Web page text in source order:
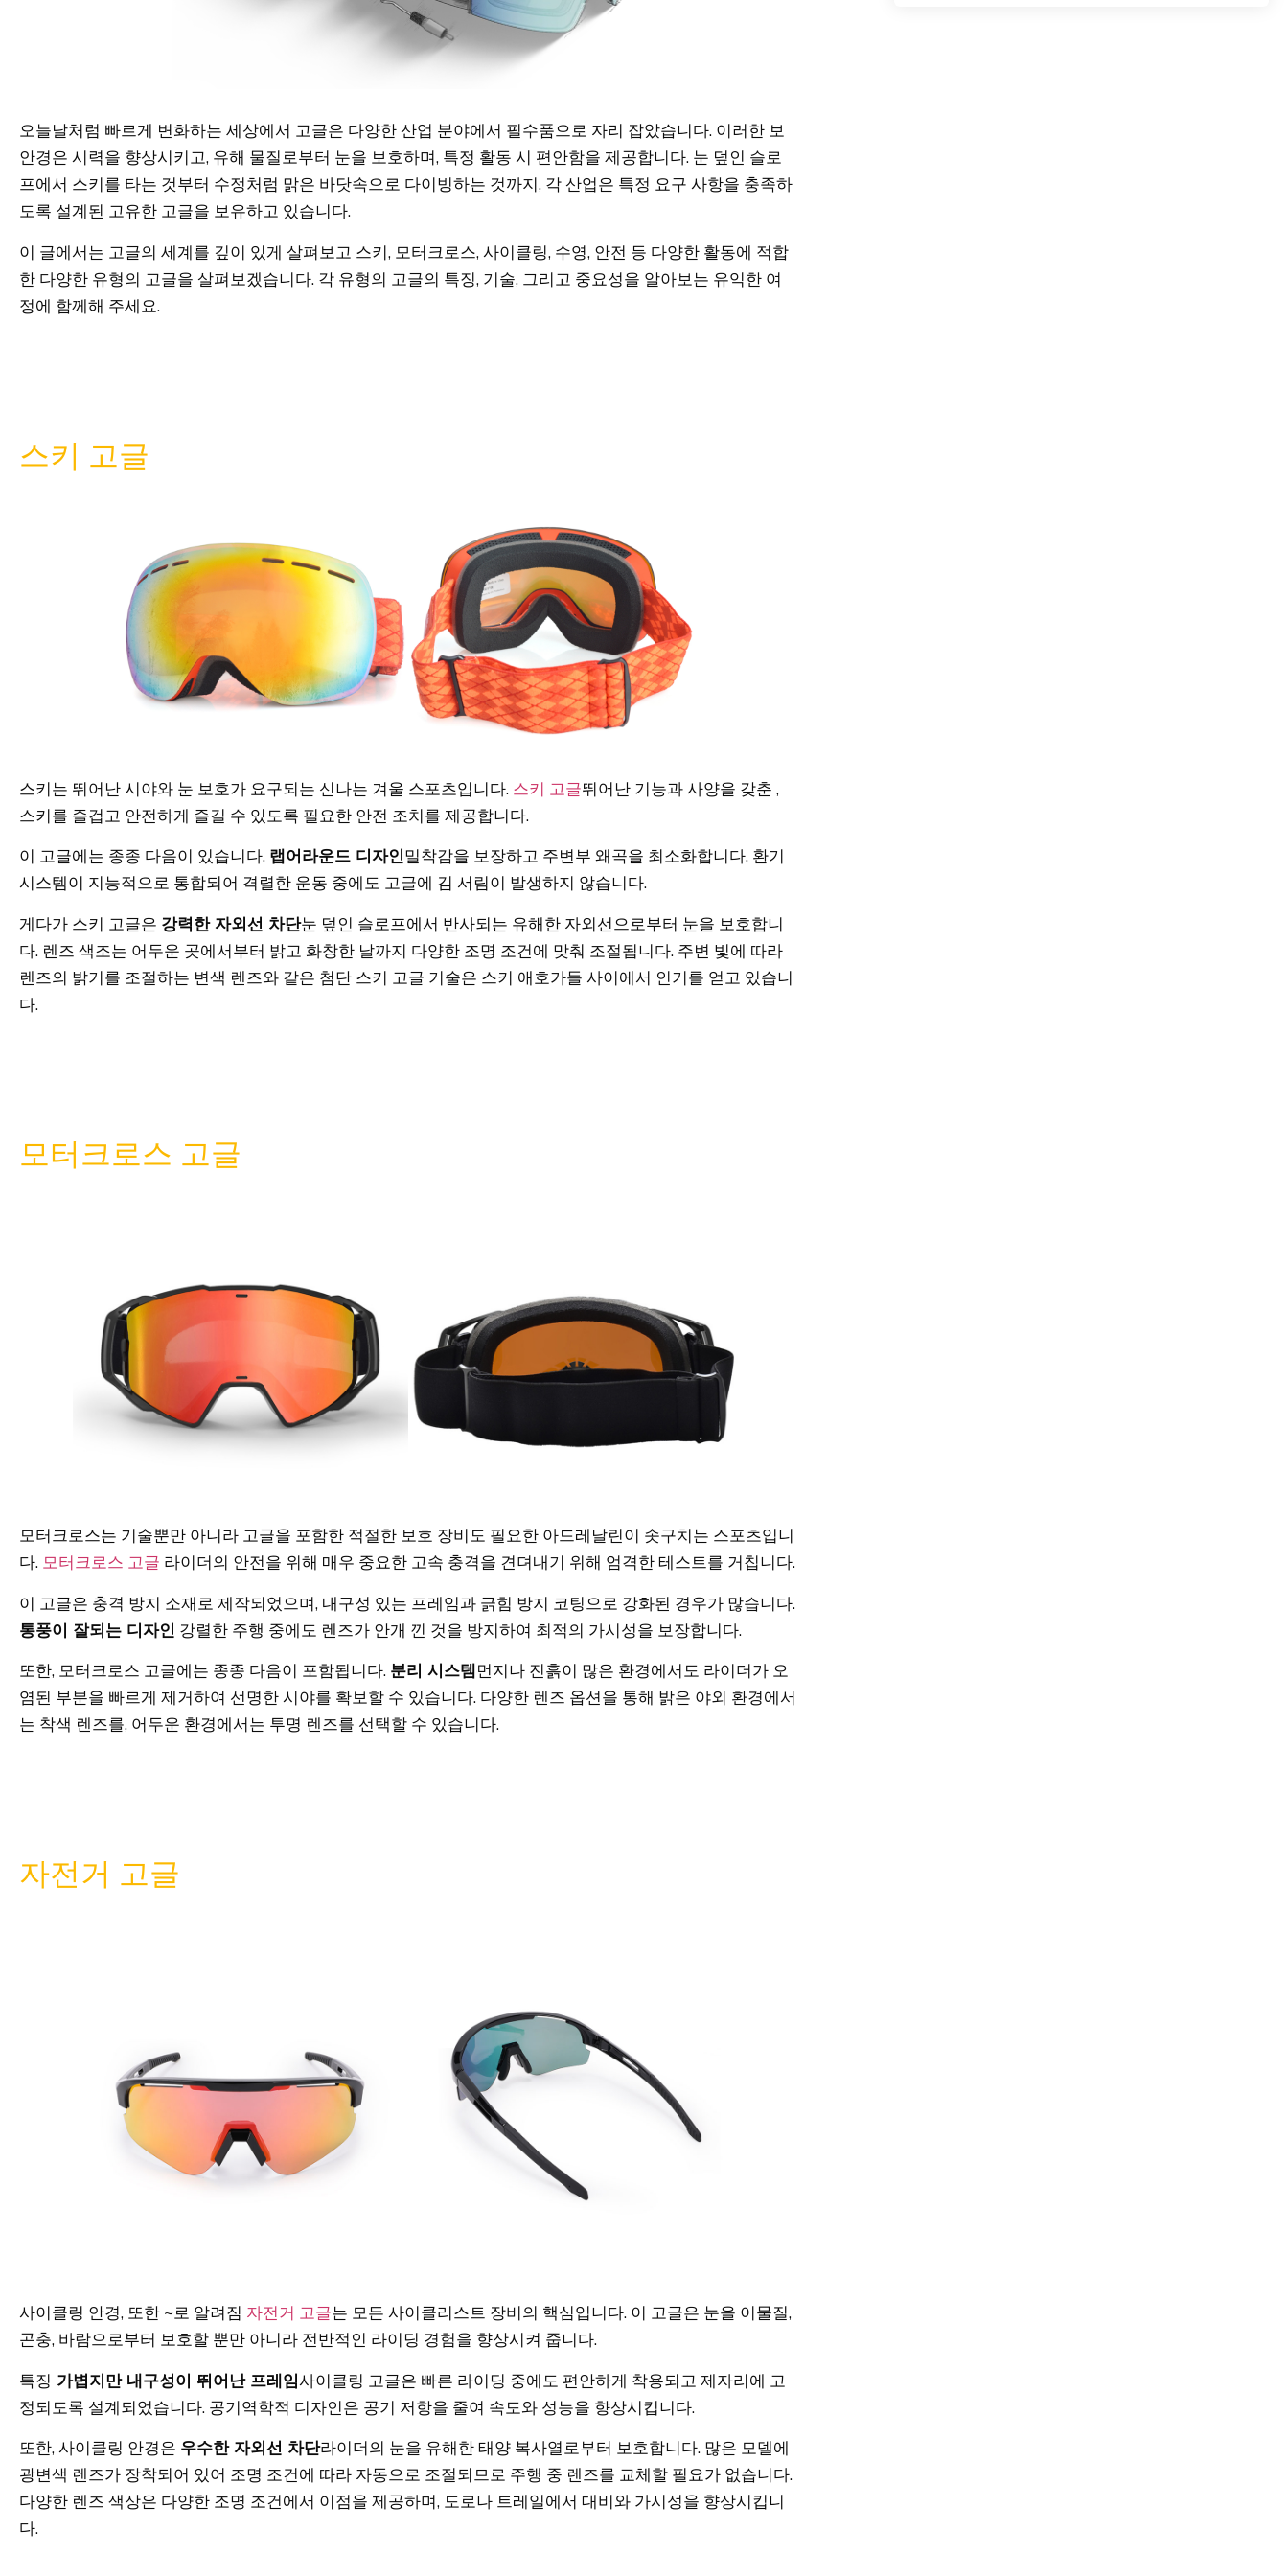
오늘날처럼 빠르게 변화하는 세상에서 고글은 다양한 산업 분야에서 필수품으로 자리 잡았습니다. 이러한 보
안경은 시력을 향상시키고, 유해 물질로부터 눈을 보호하며, 특정 활동 시 편안함을 제공합니다. 눈 덮인 슬로
프에서 스키를 타는 것부터 수정처럼 맑은 바닷속으로 다이빙하는 것까지, 각 산업은 특정 요구 사항을 충족하
도록 설계된 고유한 고글을 보유하고 있습니다.
이 글에서는 고글의 세계를 깊이 있게 살펴보고 스키, 모터크로스, 사이클링, 수영, 안전 등 다양한 활동에 적합
한 다양한 유형의 고글을 살펴보겠습니다. 각 유형의 고글의 특징, 기술, 그리고 중요성을 알아보는 유익한 여
정에 함께해 주세요.
스키 고글
스키는 뛰어난 시야와 눈 보호가 요구되는 신나는 겨울 스포츠입니다. 스키 고글뛰어난 기능과 사양을 갖춘 ,
스키를 즐겁고 안전하게 즐길 수 있도록 필요한 안전 조치를 제공합니다.
이 고글에는 종종 다음이 있습니다. 랩어라운드 디자인밀착감을 보장하고 주변부 왜곡을 최소화합니다. 환기
시스템이 지능적으로 통합되어 격렬한 운동 중에도 고글에 김 서림이 발생하지 않습니다.
게다가 스키 고글은 강력한 자외선 차단눈 덮인 슬로프에서 반사되는 유해한 자외선으로부터 눈을 보호합니
다. 렌즈 색조는 어두운 곳에서부터 밝고 화창한 날까지 다양한 조명 조건에 맞춰 조절됩니다. 주변 빛에 따라
렌즈의 밝기를 조절하는 변색 렌즈와 같은 첨단 스키 고글 기술은 스키 애호가들 사이에서 인기를 얻고 있습니
다.
모터크로스 고글
모터크로스는 기술뿐만 아니라 고글을 포함한 적절한 보호 장비도 필요한 아드레날린이 솟구치는 스포츠입니
다. 모터크로스 고글 라이더의 안전을 위해 매우 중요한 고속 충격을 견뎌내기 위해 엄격한 테스트를 거칩니다.
이 고글은 충격 방지 소재로 제작되었으며, 내구성 있는 프레임과 긁힘 방지 코팅으로 강화된 경우가 많습니다.
통풍이 잘되는 디자인 강렬한 주행 중에도 렌즈가 안개 낀 것을 방지하여 최적의 가시성을 보장합니다.
또한, 모터크로스 고글에는 종종 다음이 포함됩니다. 분리 시스템먼지나 진흙이 많은 환경에서도 라이더가 오
염된 부분을 빠르게 제거하여 선명한 시야를 확보할 수 있습니다. 다양한 렌즈 옵션을 통해 밝은 야외 환경에서
는 착색 렌즈를, 어두운 환경에서는 투명 렌즈를 선택할 수 있습니다.
자전거 고글
사이클링 안경, 또한 ~로 알려짐 자전거 고글는 모든 사이클리스트 장비의 핵심입니다. 이 고글은 눈을 이물질,
곤충, 바람으로부터 보호할 뿐만 아니라 전반적인 라이딩 경험을 향상시켜 줍니다.
특징 가볍지만 내구성이 뛰어난 프레임사이클링 고글은 빠른 라이딩 중에도 편안하게 착용되고 제자리에 고
정되도록 설계되었습니다. 공기역학적 디자인은 공기 저항을 줄여 속도와 성능을 향상시킵니다.
또한, 사이클링 안경은 우수한 자외선 차단라이더의 눈을 유해한 태양 복사열로부터 보호합니다. 많은 모델에
광변색 렌즈가 장착되어 있어 조명 조건에 따라 자동으로 조절되므로 주행 중 렌즈를 교체할 필요가 없습니다.
다양한 렌즈 색상은 다양한 조명 조건에서 이점을 제공하며, 도로나 트레일에서 대비와 가시성을 향상시킵니
다.